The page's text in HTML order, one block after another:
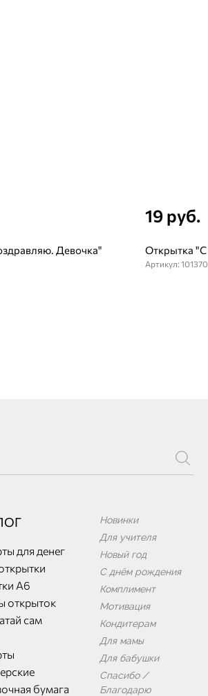
Девочка"
19 руб.
Открытка
Артикул: 101370
для денег
А6
открыток
сам
бумага
Новинки
Для учителя
Новый год
С днём рождения
Комплимент
Мотивация
Кондитерам
Для мамы
Для бабушки
Спасибо /
Благодарю